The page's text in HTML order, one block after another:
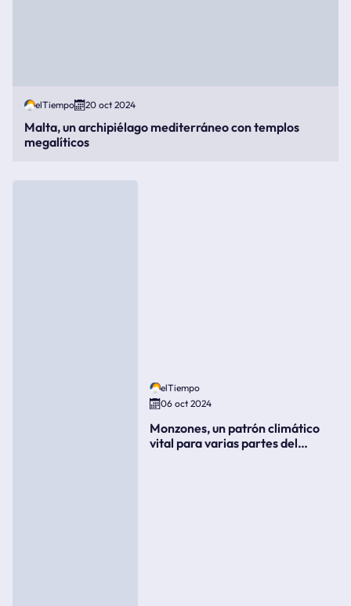
elTiempo 20 oct 2024
Malta, un archipiélago mediterráneo con templos
megalíticos
elTiempo
06 oct 2024
Monzones, un patrón climático
vital para varias partes del